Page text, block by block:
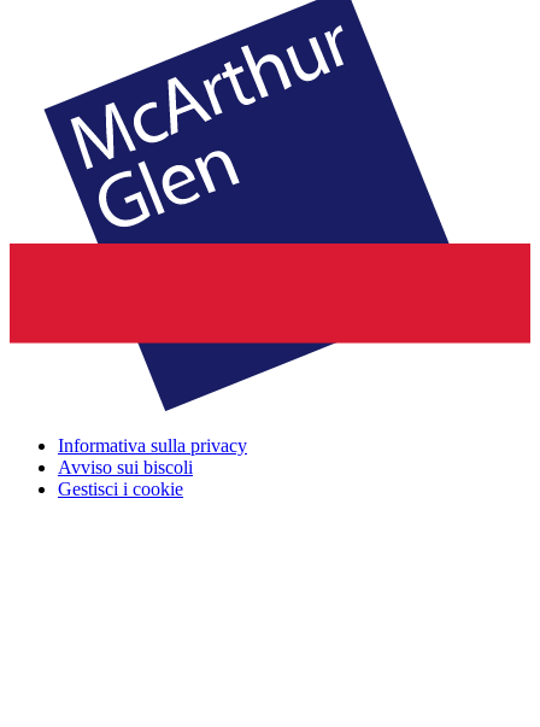
Informativa sulla privacy
Avviso sui biscoli
Gestisci i cookie